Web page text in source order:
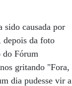
sido causada por
depois da foto
do Fórum
gritando "Fora,
dia pudesse vir a